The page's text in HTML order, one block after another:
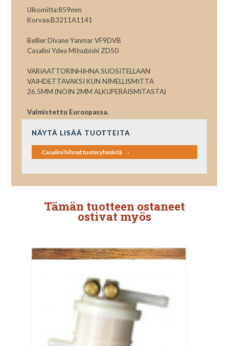
Ulkomitta:859mm
Korvaa:B3211A1141
Bellier Divane Yanmar VF9DVB
Casalini Ydea Mitsubishi ZD50
VARIAATTORINHIHNA SUOSITELLAAN
VAIHDETTAVAKSI KUN NIMELLISMITTA
26.5MM (NOIN 2MM ALKUPERÄISMITASTA)
Valmistettu Euroopassa.
NÄYTÄ LISÄÄ TUOTTEITA
Casalini hihnat tuoteryhmästä
Tämän tuotteen ostaneet
ostivat myös